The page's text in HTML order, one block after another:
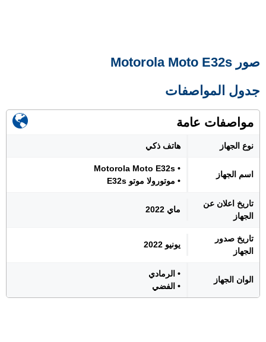
صور Motorola Moto E32s
جدول المواصفات
مواصفات عامة
نوع الجهاز هاتف ذكي
اسم الجهاز
• Motorola Moto E32s
• موتورولا موتو E32s
تاريخ اعلان عن
الجهاز
ماي 2022
تاريخ صدور
الجهاز
يونيو 2022
الوان الجهاز
• الرمادي
• الفضي